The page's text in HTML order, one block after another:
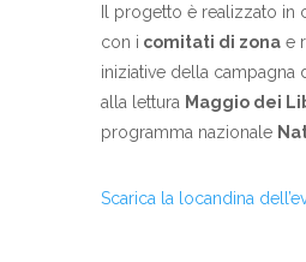
Il progetto è realizzato in
con i comitati di zona e
iniziative della campagna
alla lettura Maggio dei
programma nazionale
Scarica la locandina